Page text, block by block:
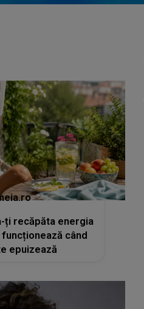
ți recăpăta energia
funcționează când
epuizează